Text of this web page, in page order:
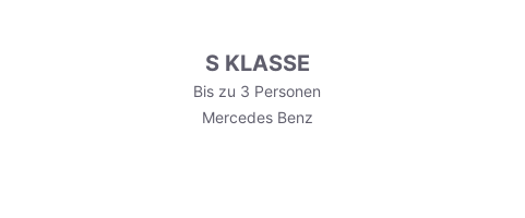
S KLASSE
Bis zu 3 Personen
Mercedes Benz